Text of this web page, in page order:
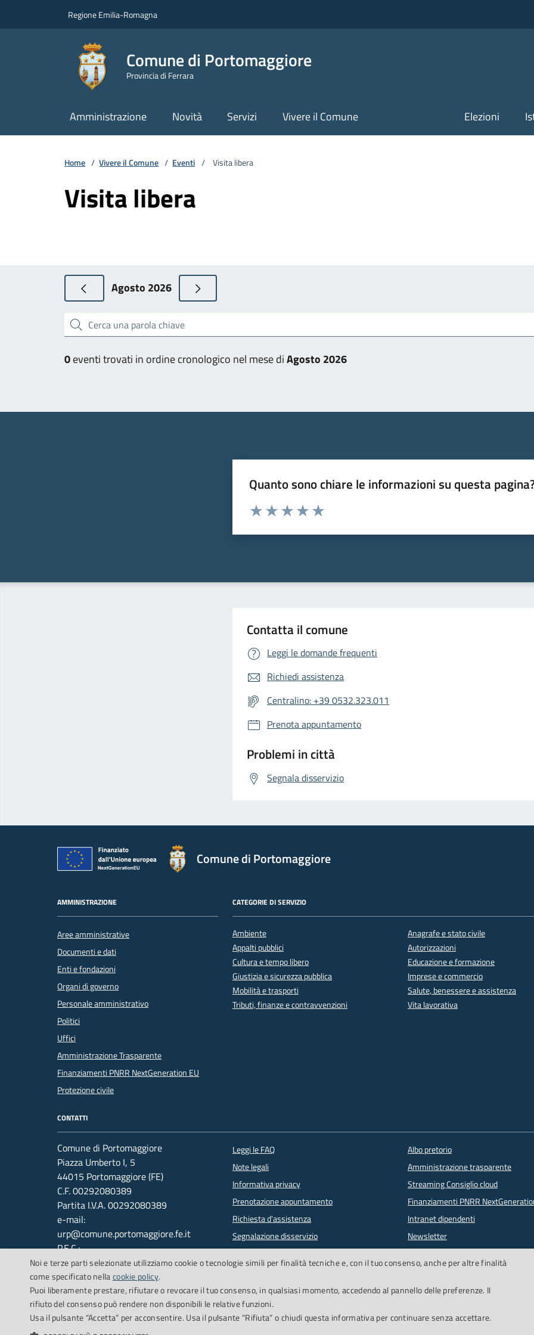
Regione Emilia-Romagna
Comune di Portomaggiore
Provincia di Ferrara
Amministrazione Novità Servizi Vivere il Comune Elezioni
Home / Vivere il Comune / Eventi / Visita libera
Visita libera
Agosto 2026
Cerca una parola chiave
0eventi trovati in ordine cronologico nel mese diAgosto 2026
Quanto sono chiare le informazioni su questa
Valuta da 1 a 5 stelle la pagina
Contatta il comune
Leggi le domande frequenti
Richiedi assistenza
Centralino: +39 0532.323.011
Prenota appuntamento
Problemi in città
Segnala disservizio
Comune di Portomaggiore
AMMINISTRAZIONE
Aree amministrative
Documenti e dati
Enti e fondazioni
Organi di governo
Personale amministrativo
Politici
Uffici
Amministrazione Trasparente
Finanziamenti PNRR NextGeneration EU
Protezione civile
CATEGORIE DI SERVIZIO
Ambiente
Anagrafe e stato civile
Appalti pubblici
Autorizzazioni
Cultura e tempo libero
Educazione e formazione
Giustizia e sicurezza pubblica
Imprese e commercio
Mobilità e trasporti
Salute, benessere e assistenza
Tributi, finanze e contravvenzioni
Vita lavorativa
CONTATTI
Comune di Portomaggiore
Piazza Umberto I, 5
44015 Portomaggiore (FE)
C.F. 00292080389
Partita I.V.A. 00292080389
e-mail:
urp@comune.portomaggiore.fe.it
P.E.C.:
comune.portomaggiore@legalmail.it
Centralino: +39 0532.323.011
Leggi le FAQ
Note legali
Informativa privacy
Prenotazione appuntamento
Richiesta d'assistenza
Segnalazione disservizio
Albo pretorio
Amministrazione trasparente
Streaming Consiglio cloud
Finanziamenti PNRR
Intranet dipendenti
Newsletter
Cookie Policy Credits Dichiarazione di accessibilità Obiettivi accessibilità
Noi e terze parti selezionate utilizziamo cookie o tecnologie simili per finalità tecniche e, con il tuo consenso, anche per altre finalità
come specificato nellacookie policy.
Puoi liberamente prestare, rifiutare o revocare il tuo consenso, in qualsiasi momento, accedendo al pannello delle preferenze. Il
rifiuto del consenso può rendere non disponibili le relative funzioni.
Usa il pulsante “Accetta” per acconsentire. Usa il pulsante “Rifiuta” o chiudi questa informativa per continuare senza accettare.